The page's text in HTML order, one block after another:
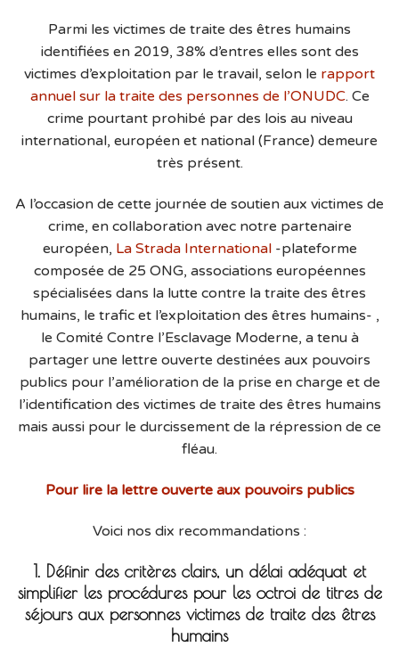
Parmi les victimes de traite des êtres humains
identifiées en 2019, 38% d’entres elles sont des
victimes d’exploitation par le travail, selon le rapport
annuel sur la traite des personnes de l’ONUDC. Ce
crime pourtant prohibé par des lois au niveau
international, européen et national (France) demeure
très présent.
A l’occasion de cette journée de soutien aux victimes de
crime, en collaboration avec notre partenaire
européen, La Strada International-plateforme
composée de 25 ONG, associations européennes
spécialisées dans la lutte contre la traite des êtres
humains, le trafic et l’exploitation des êtres humains- ,
le Comité Contre l’Esclavage Moderne, a tenu à
partager une lettre ouverte destinées aux pouvoirs
publics pour l’amélioration de la prise en charge et de
l’identification des victimes de traite des êtres humains
mais aussi pour le durcissement de la répression de ce
fléau.
Pour lire la lettre ouverte aux pouvoirs publics
Voici nos dix recommandations :
1. Définir des critères clairs, un délai adéquat et
simplifier les procédures pour les octroi de titres de
séjours aux personnes victimes de traite des êtres
humains